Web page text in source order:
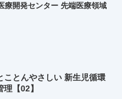
療開発センター 先端医療領域
ことんやさしい 新生児循環
理【02】